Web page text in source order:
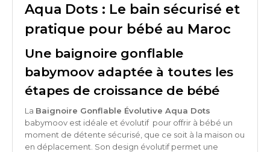
Aqua Dots : Le bain sécurisé et
pratique pour bébé au Maroc
Une baignoire gonflable
babymoov adaptée à toutes les
étapes de croissance de bébé
La Baignoire Gonflable Évolutive Aqua Dots
babymoov est idéale et évolutif pour offrir à bébé un
moment de détente sécurisé, que ce soit à la maison ou
en déplacement. Son design évolutif permet une